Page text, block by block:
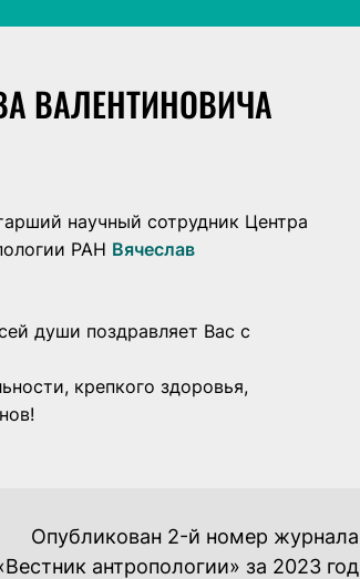
ВАЛЕНТИНОВИЧА
научный сотрудник Центра
РАН Вячеслав
души поздравляет Вас с
крепкого здоровья,
Опубликован 2-й номер журнала
антропологии» за 2023 год